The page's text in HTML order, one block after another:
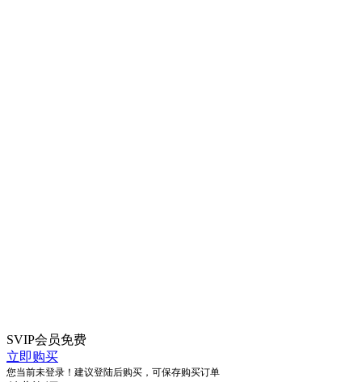
SVIP会员免费
立即购买
您当前未登录！建议登陆后购买，可保存购买订单